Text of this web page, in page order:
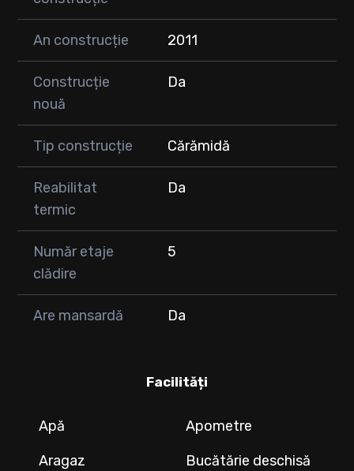
An construcție 2011
Construcție
nouă
Da
Tip construcție Cărămidă
Reabilitat
termic
Da
Număr etaje
clădire
5
Are mansardă Da
Facilități
Apă
Apometre
Aragaz
Bucătărie deschisă